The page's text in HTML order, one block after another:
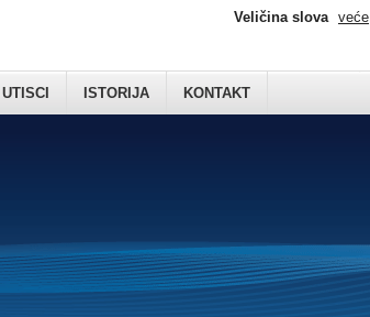
UTISCI ISTORIJA KONTAKT
Veličina slova veće